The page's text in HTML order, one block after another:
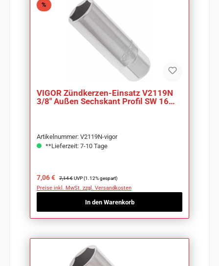
%Rabatt
VIGOR Zündkerzen-Einsatz V2119N
3/8" Außen Sechskant Profil SW 16
Artikelnummer: V2119N-vigor
**Lieferzeit: 7-10 Tage
Verkaufspreis:
7,06 € Regulärer Preis:
7,14 € UVP (1.12% gespart)
Preise inkl. MwSt. zzgl. Versandkosten
In den Warenkorb